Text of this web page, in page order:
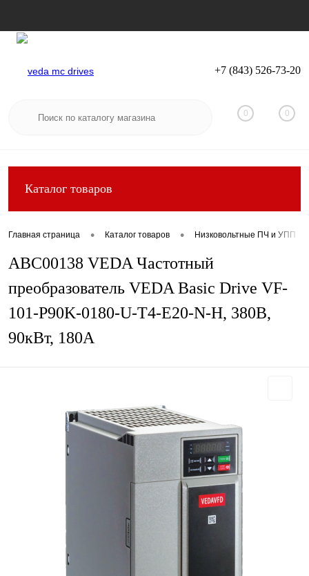
Вход Регистрация
+7 (843) 526-73-20
0 0
Каталог товаров
Главная страница • Каталог товаров • Низковольтные ПЧ и УПП
ABC00138 VEDA Частотный
преобразователь VEDA Basic Drive VF-
101-P90K-0180-U-T4-E20-N-H, 380В,
90кВт, 180А